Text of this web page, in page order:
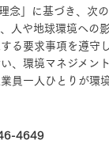
念」に基づき、次
人や地球環境への
る要求事項を遵守し
、環境マネジメン
員一人ひとりが環
4649